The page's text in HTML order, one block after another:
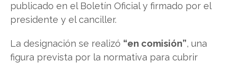
publicado en el Boletín Oficial y firmado por el
presidente y el canciller.
La designación se realizó “en comisión”, una
figura prevista por la normativa para cubrir